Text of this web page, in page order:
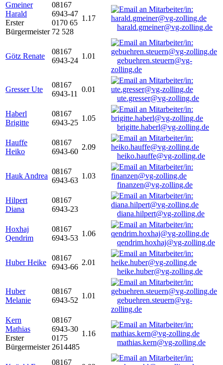
Gmeiner
Harald
Erster
Bürgermeister
08167
6943-47
0170 65
72 528
1.17
harald.gmeiner@vg-zolling.de
Götz Renate
08167
6943-24
1.01
gebuehren.steuern@vg-
zolling.de
Gresser Ute
08167
6943-11
0.01
ute.gresser@vg-zolling.de
Haberl
Brigitte
08167
6943-25
1.05
brigitte.haberl@vg-zolling.de
Hauffe
Heiko
08167
6943-60
2.09
heiko.hauffe@vg-zolling.de
Hauk Andrea
08167
6943-63
1.03
finanzen@vg-zolling.de
Hilpert
Diana
08167
6943-23
diana.hilpert@vg-zolling.de
Hoxhaj
Qendrim
08167
6943-53
1.06
qendrim.hoxhaj@vg-zolling.de
Huber Heike
08167
6943-66
2.01
heike.huber@vg-zolling.de
Huber
Melanie
08167
6943-52
1.01
gebuehren.steuern@vg-
zolling.de
Kern
Mathias
Erster
Bürgermeister
08167
6943-30
0175
2614485
1.16
mathias.kern@vg-zolling.de
08167